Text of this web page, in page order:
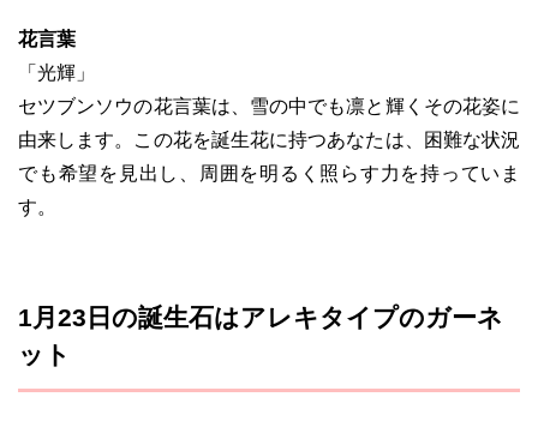
花言葉
「光輝」
セツブンソウの花言葉は、雪の中でも凛と輝くその花姿に
由来します。この花を誕生花に持つあなたは、困難な状況
でも希望を見出し、周囲を明るく照らす力を持っていま
す。
1月23日の誕生石はアレキタイプのガーネ
ット